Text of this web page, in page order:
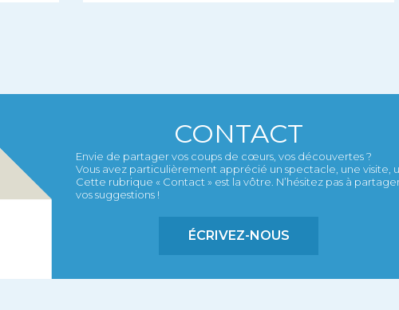
CONTACT
Envie de partager vos coups de cœurs, vos découvertes ?
Vous avez particulièrement apprécié un spectacle, une visite,
Cette rubrique « Contact » est la vôtre. N’hésitez pas à
vos suggestions !
ÉCRIVEZ-NOUS